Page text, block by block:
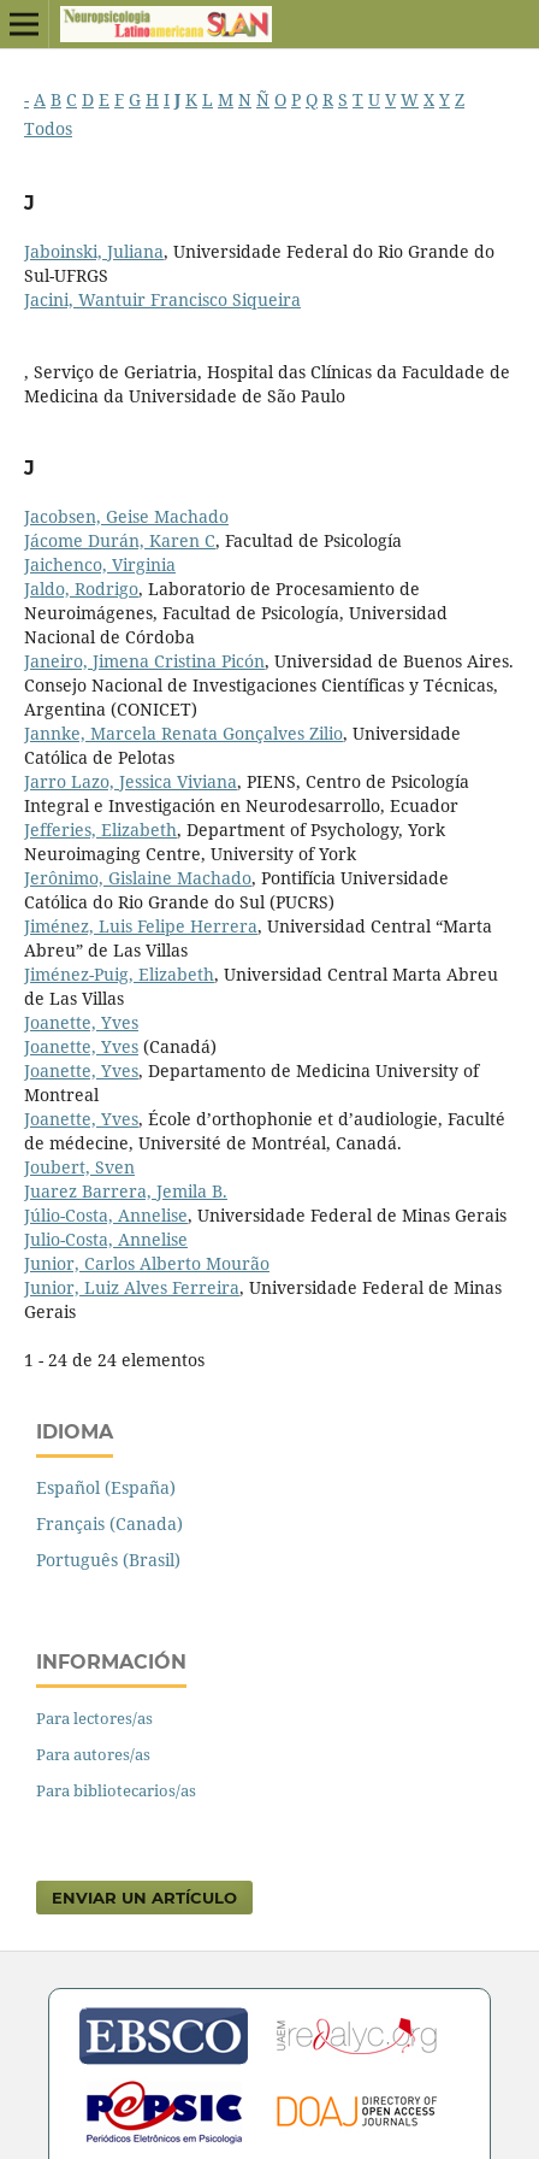
- A B C D E F G H I J K L M N Ñ O P Q R S T U V W X Y Z
Todos
J
Jaboinski, Juliana, Universidade Federal do Rio Grande do
Sul-UFRGS
Jacini, Wantuir Francisco Siqueira
, Serviço de Geriatria, Hospital das Clínicas da Faculdade de
Medicina da Universidade de São Paulo
J
Jacobsen, Geise Machado
Jácome Durán, Karen C, Facultad de Psicología
Jaichenco, Virginia
Jaldo, Rodrigo, Laboratorio de Procesamiento de
Neuroimágenes, Facultad de Psicología, Universidad
Nacional de Córdoba
Janeiro, Jimena Cristina Picón, Universidad de Buenos Aires.
Consejo Nacional de Investigaciones Científicas y Técnicas,
Argentina (CONICET)
Jannke, Marcela Renata Gonçalves Zilio, Universidade
Católica de Pelotas
Jarro Lazo, Jessica Viviana, PIENS, Centro de Psicología
Integral e Investigación en Neurodesarrollo, Ecuador
Jefferies, Elizabeth, Department of Psychology, York
Neuroimaging Centre, University of York
Jerônimo, Gislaine Machado, Pontifícia Universidade
Católica do Rio Grande do Sul (PUCRS)
Jiménez, Luis Felipe Herrera, Universidad Central “Marta
Abreu” de Las Villas
Jiménez-Puig, Elizabeth, Universidad Central Marta Abreu
de Las Villas
Joanette, Yves
Joanette, Yves(Canadá)
Joanette, Yves, Departamento de Medicina University of
Montreal
Joanette, Yves, École d’orthophonie et d’audiologie, Faculté
de médecine, Université de Montréal, Canadá.
Joubert, Sven
Juarez Barrera, Jemila B.
Júlio-Costa, Annelise, Universidade Federal de Minas Gerais
Julio-Costa, Annelise
Junior, Carlos Alberto Mourão
Junior, Luiz Alves Ferreira, Universidade Federal de Minas
Gerais
1 - 24 de 24 elementos
IDIOMA
Español (España)
Français (Canada)
Português (Brasil)
INFORMACIÓN
Para lectores/as
Para autores/as
Para bibliotecarios/as
ENVIAR UN ARTÍCULO